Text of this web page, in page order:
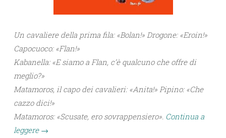
Un cavaliere della prima fila: «Bolan!» Drogone: «Eroin!»
Capocuoco: «Flan!»
Kabanella: «E siamo a Flan, c’è qualcuno che offre di
meglio?»
Matamoros, il capo dei cavalieri: «Anita!» Pipino: «Che
cazzo dici!»
Matamoros: «Scusate, ero sovrappensiero». Continua a
leggere →